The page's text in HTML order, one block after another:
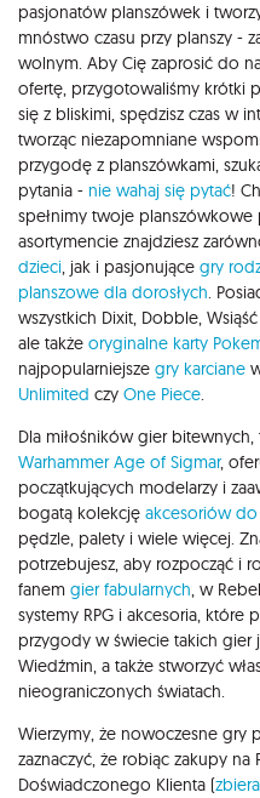
pasjonatów planszówek i
mnóstwo czasu przy planszy -
wolnym. Aby Cię zaprosić do
ofertę, przygotowaliśmy krótki
się z bliskimi, spędzisz czas w
tworząc niezapomniane
przygodę z planszówkami,
pytania - nie wahaj się pytać!
spełnimy twoje planszówkowe
asortymencie znajdziesz
dzieci, jak i pasjonujące gry
planszowe dla dorosłych.
wszystkich Dixit, Dobble,
ale także oryginalne karty
najpopularniejsze gry karciane
Unlimited czy One Piece.
Dla miłośników gier bitewnych,
Warhammer Age of Sigmar,
początkujących modelarzy i
bogatą kolekcję akcesoriów
pędzle, palety i wiele więcej.
potrzebujesz, aby rozpocząć i
fanem gier fabularnych, w
systemy RPG i akcesoria, które
przygody w świecie takich gier
Wiedźmin, a także stworzyć
nieograniczonych światach.
Wierzymy, że nowoczesne gry
zaznaczyć, że robiąc zakupy
Doświadczonego Klienta (